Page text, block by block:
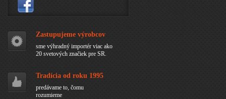
Zastupujeme výrobcov
sme výhradný importér viac ako
20 svetových značiek pre SR.
Tradícia od roku 1995
predávame to, čomu
rozumieme